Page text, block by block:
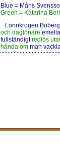
Blue = Måns
Green = Katarina
Lönnkrogen
och daglönare
fullständigt redlös
hända om man